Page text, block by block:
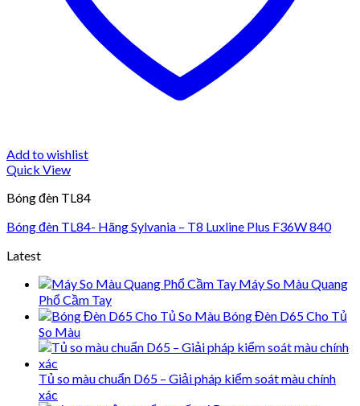
Add to wishlist
Quick View
Bóng đèn TL84
Bóng đèn TL84- Hãng Sylvania – T8 Luxline Plus F36W 840
Latest
Máy So Màu Quang
Phổ Cầm Tay
Bóng Đèn D65 Cho Tủ
So Màu
Tủ so màu chuẩn D65 – Giải pháp kiểm soát màu chính
xác